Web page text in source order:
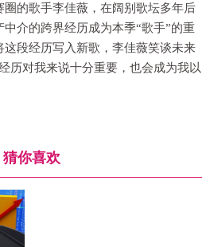
的歌手李佳薇，在阔别歌坛多年后
介的跨界经历成为本季“歌手”的重
段经历写入新歌，李佳薇笑谈未来
历对我来说十分重要，也会成为我以
猜你喜欢